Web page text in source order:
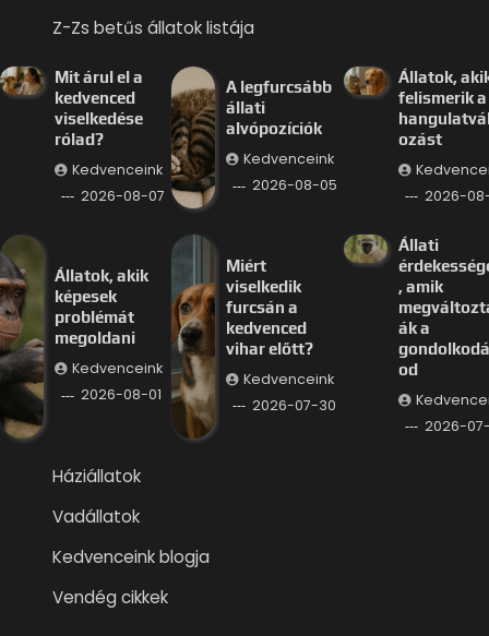
Z-Zs betűs állatok listája
Mit árul el a
kedvenced
viselkedése
rólad?
Kedvenceink
2026-08-07
A legfurcsább
állati
alvópozíciók
Kedvenceink
2026-08-05
Állatok,
felismerik a
ozást
2026-
Állatok, akik
képesek
problémát
megoldani
Kedvenceink
2026-08-01
Miért
viselkedik
furcsán a
kedvenced
vihar előtt?
Kedvenceink
2026-07-30
Állati
, amik
ák a
od
2026-
Háziállatok
Vadállatok
Kedvenceink blogja
Vendég cikkek